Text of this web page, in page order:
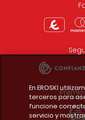
En EROSKI
terceros para
funcione
servicio y